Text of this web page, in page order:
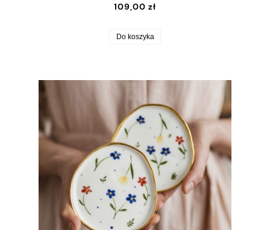
109,00 zł
Do koszyka